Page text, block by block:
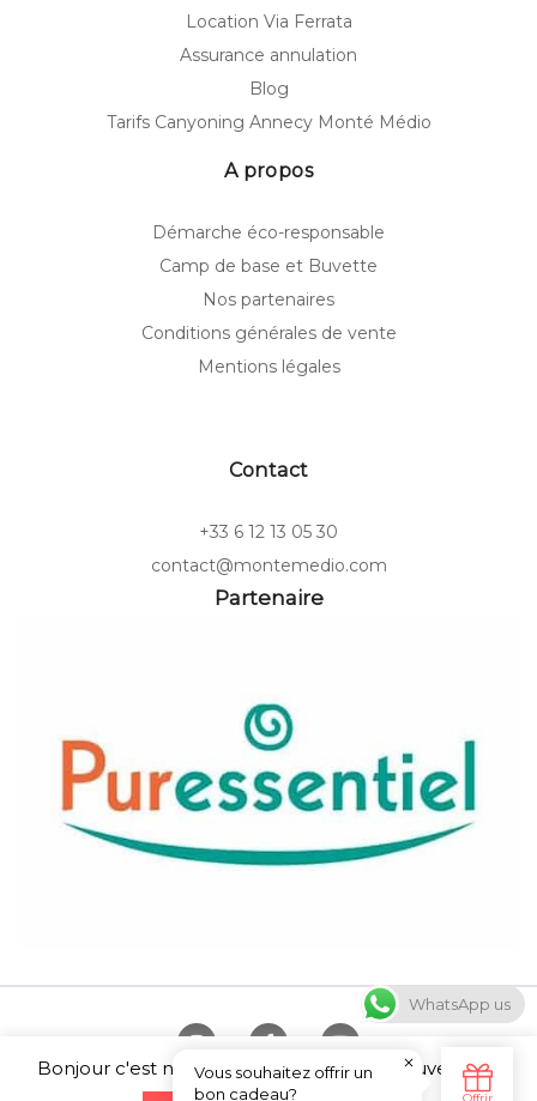
Location Via Ferrata
Assurance annulation
Blog
Tarifs Canyoning Annecy Monté Médio
A propos
Démarche éco-responsable
Camp de base et Buvette
Nos partenaires
Conditions générales de vente
Mentions légales
Contact
+33 6 12 13 05 30
contact@montemedio.com
Partenaire
Copyright © 2026 Canyoning Annecy et Sport Monté Médio
Bonjour c'est nous ... les Cookies ! Vous pouvez tout
WhatsApp us